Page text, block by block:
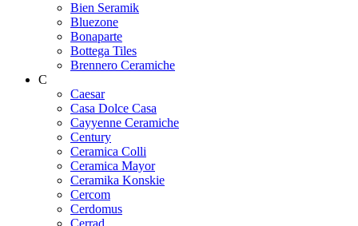
Bien Seramik
Bluezone
Bonaparte
Bottega Tiles
Brennero Ceramiche
C
Caesar
Casa Dolce Casa
Cayyenne Ceramiche
Century
Ceramica Colli
Ceramica Mayor
Ceramika Konskie
Cercom
Cerdomus
Cerrad